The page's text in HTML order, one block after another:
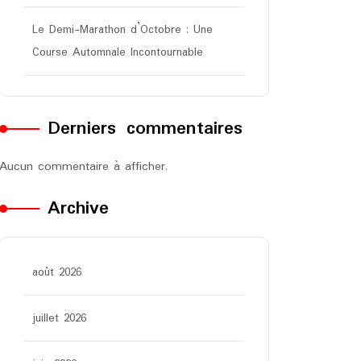
Le Demi-Marathon d’Octobre : Une
Course Automnale Incontournable
Derniers commentaires
Aucun commentaire à afficher.
Archive
août 2026
juillet 2026